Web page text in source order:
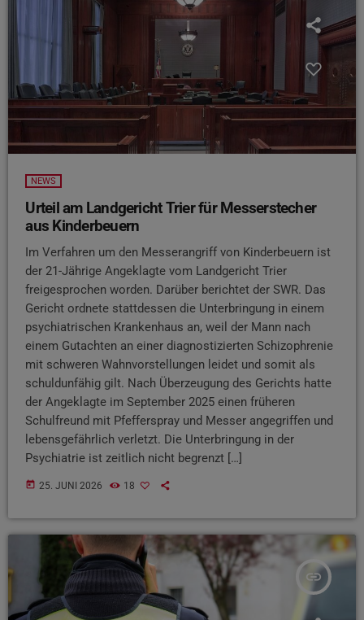
NEWS
Urteil am Landgericht Trier für Messerstecher
aus Kinderbeuern
Im Verfahren um den Messerangriff von Kinderbeuern ist
der 21-Jährige Angeklagte vom Landgericht Trier
freigesprochen worden. Darüber berichtet der SWR. Das
Gericht ordnete stattdessen die Unterbringung in einem
psychiatrischen Krankenhaus an, weil der Mann nach
einem Gutachten an einer diagnostizierten Schizophrenie
mit schweren Wahnvorstellungen leidet und somit als
schuldunfähig gilt. Nach Überzeugung des Gerichts hatte
der Angeklagte im September 2025 einen früheren
Schulfreund mit Pfefferspray und Messer angegriffen und
lebensgefährlich verletzt. Die Unterbringung in der
Psychiatrie ist zeitlich nicht begrenzt […]
today 25. JUNI 2026 18
insert_link